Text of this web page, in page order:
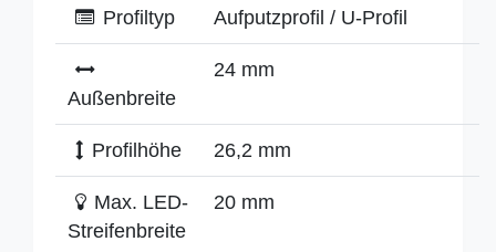
Profiltyp Aufputzprofil / U-Profil
Außenbreite
24 mm
Profilhöhe 26,2 mm
Max. LED-
Streifenbreite
20 mm